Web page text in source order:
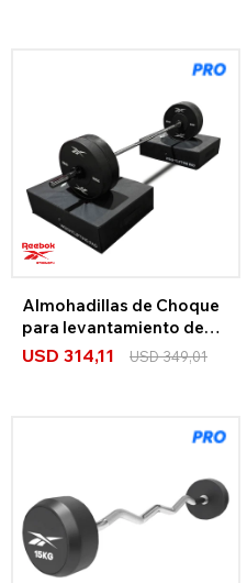
Almohadillas de Choque
para levantamiento de
pesas Reebok
USD 314,11 USD349,01